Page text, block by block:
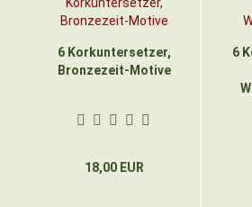
6 Korkuntersetzer,
Bronzezeit-Motive
18,00 EUR
6